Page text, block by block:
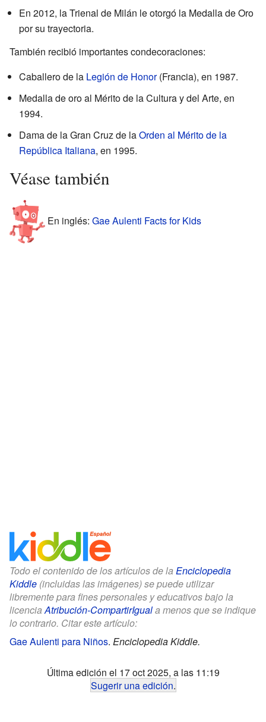
En 2012, la Trienal de Milán le otorgó la Medalla de Oro
por su trayectoria.
También recibió importantes condecoraciones:
Caballero de la Legión de Honor(Francia), en 1987.
Medalla de oro al Mérito de la Cultura y del Arte, en
1994.
Dama de la Gran Cruz de laOrden al Mérito de la
República Italiana, en 1995.
Véase también
En inglés: Gae Aulenti Facts for Kids
Todo el contenido de los artículos de la Enciclopedia
Kiddle (incluidas las imágenes) se puede utilizar
libremente para fines personales y educativos bajo la
licenciaAtribución-CompartirIguala menos que se indique
lo contrario. Citar este artículo:
Gae Aulenti para Niños. Enciclopedia Kiddle.
Última edición el 17 oct 2025, a las 11:19
Sugerir una edición.